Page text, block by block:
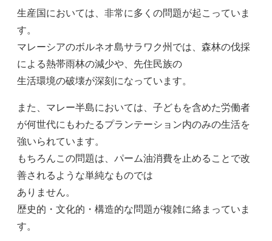
生産国においては、非常に多くの問題が起こっていま
す。
マレーシアのボルネオ島サラワク州では、森林の伐採
による熱帯雨林の減少や、先住民族の
生活環境の破壊が深刻になっています。
また、マレー半島においては、子どもを含めた労働者
が何世代にもわたるプランテーション内のみの生活を
強いられています。
もちろんこの問題は、パーム油消費を止めることで改
善されるような単純なものでは
ありません。
歴史的・文化的・構造的な問題が複雑に絡まっていま
す。